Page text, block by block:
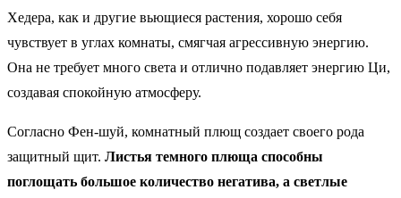
Хедера, как и другие вьющиеся растения, хорошо себя
чувствует в углах комнаты, смягчая агрессивную энергию.
Она не требует много света и отлично подавляет энергию Ци,
создавая спокойную атмосферу.
Согласно Фен-шуй, комнатный плющ создает своего рода
защитный щит. Листья темного плюща способны
поглощать большое количество негатива, а светлые